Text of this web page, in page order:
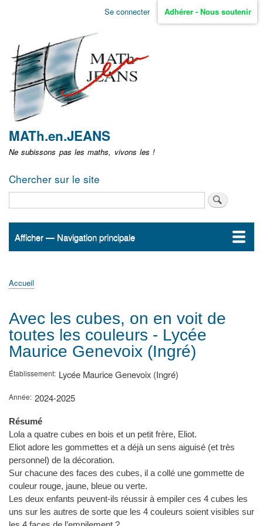
Aller
non
identifié
Se connecter Adhérer - Nous soutenir
MATh.en.JEANS
Ne subissons pas les maths, vivons les !
Chercher sur le site
Navigation
Afficher — Navigation principale
Accueil
ActualitésMATh.en.JEANS ?
Régions et Ateliers
Créer, gérer un atelier
Sujets/Publications
Congrès
d'Ariane
Accueil
Avec les cubes, on en voit de
toutes les couleurs - Lycée
Maurice Genevoix (Ingré)
Établissement Lycée Maurice Genevoix (Ingré)
Année 2024-2025
Résumé
Lola a quatre cubes en bois et un petit frère, Eliot.
Eliot adore les gommettes et a déjà un sens aiguisé (et très
personnel) de la décoration.
Sur chacune des faces des cubes, il a collé une gommette de
couleur rouge, jaune, bleue ou verte.
Les deux enfants peuvent-ils réussir à empiler ces 4 cubes les
uns sur les autres de sorte que les 4 couleurs soient visibles sur